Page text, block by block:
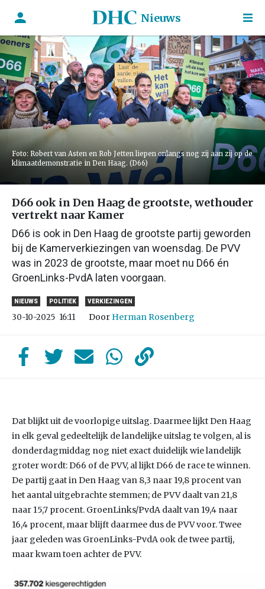
Nieuws
Foto: Robert van Asten en Rob Jetten liepen onlangs nog zij aan zij op de
klimaatdemonstratie in Den Haag. (D66)
D66 ook in Den Haag de grootste, wethouder
vertrekt naar Kamer
D66 is ook in Den Haag de grootste partij geworden
bij de Kamerverkiezingen van woensdag. De PVV
was in 2023 de grootste, maar moet nu D66 én
GroenLinks-PvdA laten voorgaan.
NIEUWS POLITIEK VERKIEZINGEN
30-10-2025 16:11 Door Herman Rosenberg
Dat blijkt uit de voorlopige uitslag. Daarmee lijkt Den Haag
in elk geval gedeeltelijk de landelijke uitslag te volgen, al is
donderdagmiddag nog niet exact duidelijk wie landelijk
groter wordt: D66 of de PVV, al lijkt D66 de race te winnen.
De partij gaat in Den Haag van 8,3 naar 19,8 procent van
het aantal uitgebrachte stemmen; de PVV daalt van 21,8
naar 15,7 procent. GroenLinks/PvdA daalt van 19,4 naar
16,4 procent, maar blijft daarmee dus de PVV voor. Twee
jaar geleden was GroenLinks-PvdA ook de twee partij,
maar kwam toen achter de PVV.